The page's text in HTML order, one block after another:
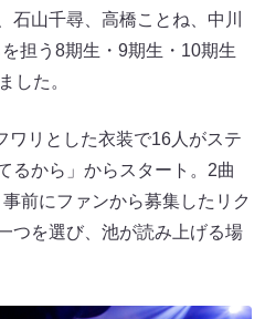
石山千尋、高橋ことね、中川
担う8期生・9期生・10期生
した。
ワリとした衣装で16人がステ
るから」からスタート。2曲
前にファンから募集したリク
つを選び、池が読み上げる場